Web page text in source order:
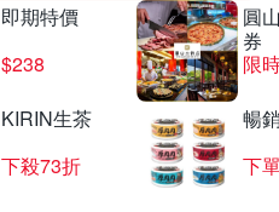
即期特價
$238
圓
券
限
KIRIN生茶
下殺73折
暢
下